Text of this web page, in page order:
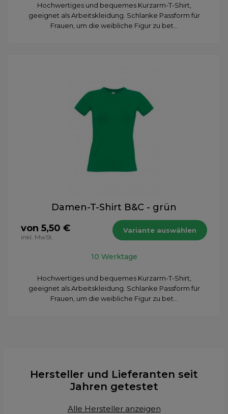
Hochwertiges und bequemes Kurzarm-T-Shirt,
geeignet als Arbeitskleidung. Schlanke Passform für
Frauen, um die weibliche Figur zu bet...
Damen-T-Shirt B&C - grün
von 5,50 €
inkl. MwSt.
Variante auswählen
10 Werktage
Hochwertiges und bequemes Kurzarm-T-Shirt,
geeignet als Arbeitskleidung. Schlanke Passform für
Frauen, um die weibliche Figur zu bet...
Hersteller und Lieferanten seit
Jahren getestet
Alle Hersteller anzeigen